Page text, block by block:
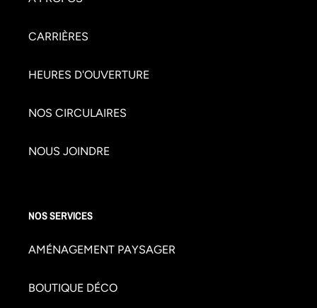
CARRIÈRES
HEURES D'OUVERTURE
NOS CIRCULAIRES
NOUS JOINDRE
NOS SERVICES
AMÉNAGEMENT PAYSAGER
BOUTIQUE DÉCO